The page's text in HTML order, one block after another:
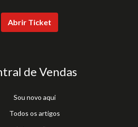
Abrir Ticket
de Vendas
Sou novo aqui
Todos os artigos